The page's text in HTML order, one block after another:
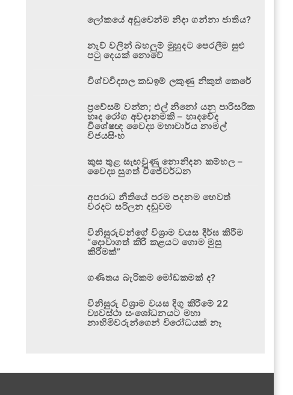
ලෝකයේ අඩුවෙන්ම නිදා ගන්නා ජාතිය?
නැව් වලින් බහලුම් මුහුදට පෙරලීම සුළු
පටු දෙයක් නොවේ
විශ්වවිද්‍යාල කඩඉම් ලකුණු නිකුත් කෙරේ
ප්‍රවේසම් වන්න; එල් නිනෝ යනු පාරිසරික
හෘද රෝග අවදානමකි – හෘදවේද
විශේෂඥ වෛද්‍ය මහාචාර්ය නාමල්
විජයසිංහ
කුස තුළ සැඟවුණු නොනිදන කම්හල –
වෛද්‍ය සුගත් විජේවර්ධන
අපරාධ නීතියේ පරම පදනම හෙවත්
වරදට සරිලන දඬුවම
විනිසුරුවන්ගේ විශ්‍රාම වයස දීර්ඝ කිරීම
“දොවාගත් කිරි කළයට ගොම මුසු
කිරීමක්”
ගණිතය බැරිකම මෝඩකමක් ද?
විනිසුරු විශ්‍රාම වයස දිගු කිරීමේ 22
ව්‍යවස්ථා සංශෝධනයට මහා
නාහිමිවරුන්ගෙන් විරෝධයක් නෑ